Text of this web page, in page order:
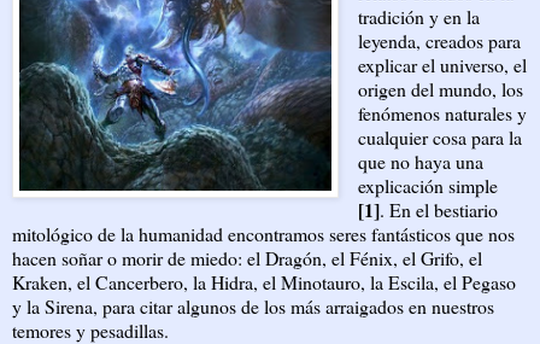
tradición y en la
leyenda, creados para
explicar el universo, el
origen del mundo, los
fenómenos naturales y
cualquier cosa para la
que no haya una
explicación simple
[1]. En el bestiario
mitológico de la humanidad encontramos seres fantásticos que nos
hacen soñar o morir de miedo: el Dragón, el Fénix, el Grifo, el
Kraken, el Cancerbero, la Hidra, el Minotauro, la Escila, el Pegaso
y la Sirena, para citar algunos de los más arraigados en nuestros
temores y pesadillas.